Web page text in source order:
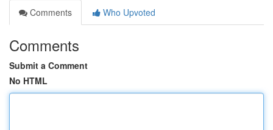
Comments
Who Upvoted
Comments
Submit a Comment
No HTML